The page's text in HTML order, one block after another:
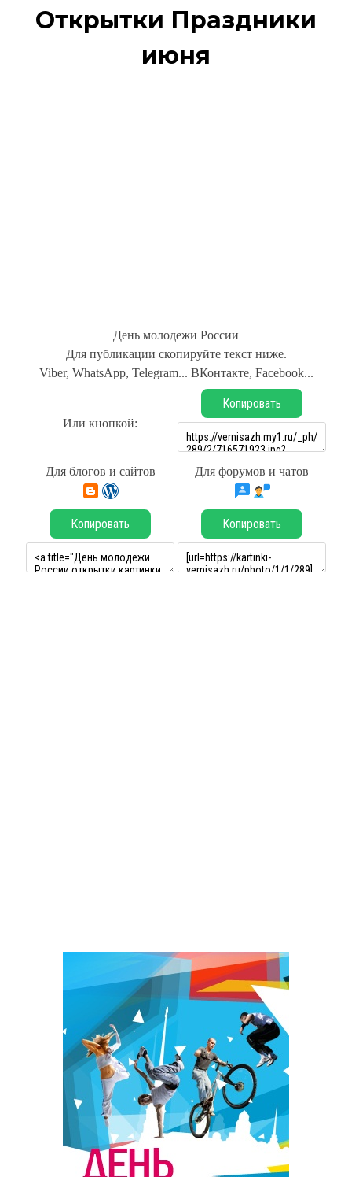
Открытки Праздники
июня
День молодежи России
Для публикации скопируйте текст ниже.
Viber, WhatsApp, Telegram... ВКонтакте, Facebook...
Или кнопкой:
Копировать
Для блогов и сайтов Для форумов и чатов
Копировать Копировать